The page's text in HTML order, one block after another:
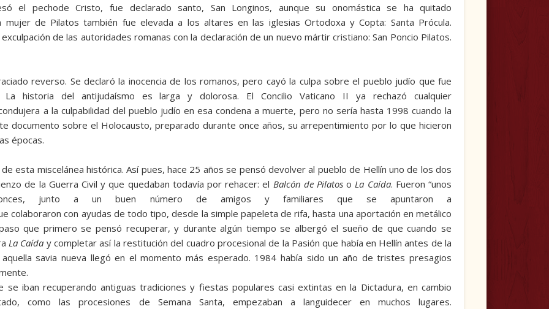
el pechode Cristo, fue declarado santo, San Longinos, aunque su onomás­tica se ha quitado
mujer de Pilatos también fue elevada a los alta­res en las iglesias Ortodoxa y Copta: Santa Prócula.
de las autoridades romanas con la declaración de un nuevo mártir cristiano: San Poncio Pilatos.
reverso. Se declaró la inocencia de los romanos, pero cayó la culpa sobre el pueblo judío que fue
historia del antiju­daísmo es larga y dolorosa. El Concilio Vaticano II ya rechazó cualquier
a la culpabilidad del pueblo judío en esa condena a muerte, pero no sería hasta 1998 cuando la
documento sobre el Holocausto, preparado durante once años, su arrepentimiento por lo que hicieron
épocas.
esta miscelánea histórica. Así pues, hace 25 años se pensó devolver al pueblo de Hellín uno de los dos
de la Gue­rra Civil y que quedaban todavía por rehacer: el Balcón de Pilatos oLa Caída. Fueron “unos
junto a un buen número de amigos y familiares que se apuntaron a
colaboraron con ayudas de todo tipo, desde la simple papeleta de rifa, hasta una aportación en metálico
que primero se pensó recuperar, y durante algún tiempo se albergó el sueño de que cuando se
La Caída y completar así la restitución del cuadro procesional de la Pasión que había en Hellín antes de la
savia nueva llegó en el momento más esperado. 1984 había sido un año de tristes presagios
se iban recuperando antiguas tradiciones y fiestas popula­res casi extintas en la Dictadura, en cambio
como las procesiones de Semana Santa, empezaban a languidecer en muchos lugares.